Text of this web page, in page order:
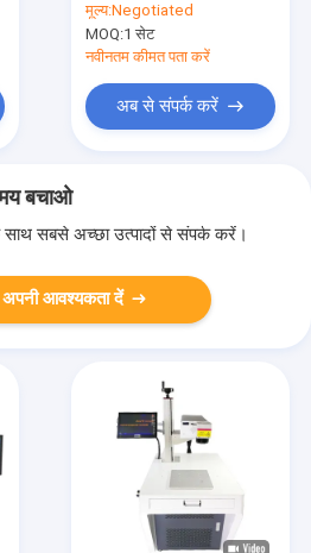
और मार्किंग मशीन
मूल्य:Negotiated
MOQ:1 सेट
नवीनतम कीमत पता करें
अब से संपर्क करें
बचाओ
सबसे अच्छा उत्पादों से संपर्क करें।
अपनी आवश्यकता दें